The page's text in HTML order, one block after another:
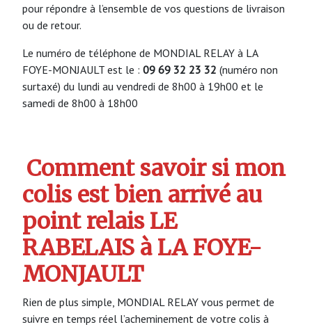
pour répondre à l’ensemble de vos questions de livraison
ou de retour.
Le numéro de téléphone de MONDIAL RELAY à LA
FOYE-MONJAULT est le : 09 69 32 23 32 (numéro non
surtaxé) du lundi au vendredi de 8h00 à 19h00 et le
samedi de 8h00 à 18h00
Comment savoir si mon
colis est bien arrivé au
point relais LE
RABELAIS à LA FOYE-
MONJAULT
Rien de plus simple, MONDIAL RELAY vous permet de
suivre en temps réel l’acheminement de votre colis à